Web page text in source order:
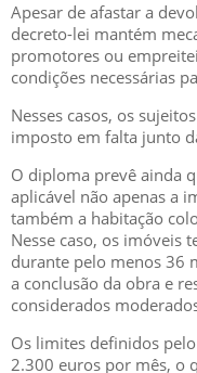
Apesar de afastar a
decreto-lei mantém
promotores ou
condições necessárias
Nesses casos, os
imposto em falta junto
O diploma prevê ainda
aplicável não apenas a
também a habitação
Nesse caso, os imóveis
durante pelo menos 36
a conclusão da obra e
considerados
Os limites definidos
2.300 euros por mês, o